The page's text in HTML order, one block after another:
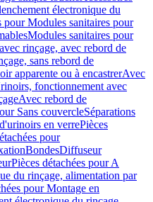
électronique du
pour Modules sanitaires pour
Modules sanitaires pour
rinçage, avec rebord de
sans rebord de
apparente ou à encastrerAvec
fonctionnement avec
Avec rebord de
Sans couvercleSéparations
en verrePièces
pour
BondesDiffuseur
Pièces détachées pour A
du rinçage, alimentation par
pour Montage en